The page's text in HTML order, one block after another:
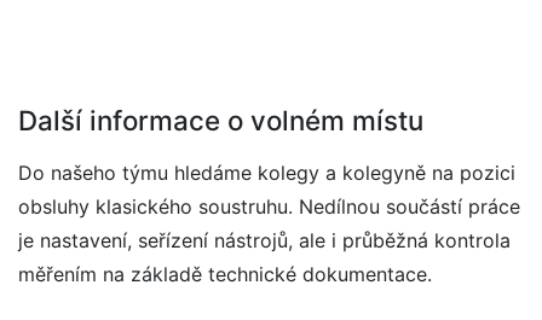
Další informace o volném místu
Do našeho týmu hledáme kolegy a kolegyně na pozici
obsluhy klasického soustruhu. Nedílnou součástí práce
je nastavení, seřízení nástrojů, ale i průběžná kontrola
měřením na základě technické dokumentace.